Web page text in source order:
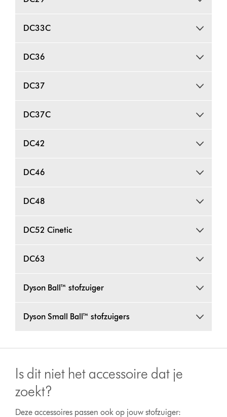
DC33C
DC36
DC37
DC37C
DC42
DC46
DC48
DC52 Cinetic
DC63
Dyson Ball™ stofzuiger
Dyson Small Ball™ stofzuigers
Is dit niet het accessoire dat je
zoekt?
Deze accessoires passen ook op jouw stofzuiger: